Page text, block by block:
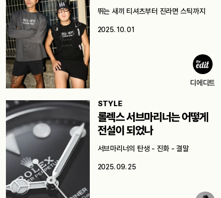
뛰는 새끼 티셔츠부터 진라면 스틱까지
2025. 10. 01
디에디트
STYLE
롤렉스 서브마리너는 어떻게
전설이 되었나
서브마리너의 탄생 - 진화 - 결말
2025. 09. 25